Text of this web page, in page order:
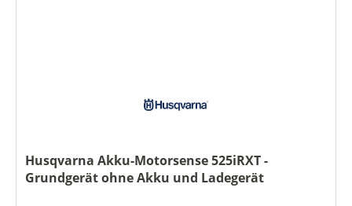
Husqvarna Akku-Motorsense 525iRXT -
Grundgerät ohne Akku und Ladegerät